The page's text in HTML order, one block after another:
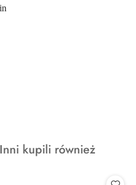
Produkty
Inni kupili również